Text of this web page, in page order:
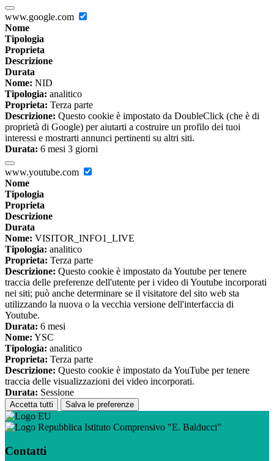
www.google.com
Nome
Tipologia
Proprieta
Descrizione
Durata
Nome: NID
Tipologia: analitico
Proprieta: Terza parte
Descrizione: Questo cookie è impostato da DoubleClick (che è di
proprietà di Google) per aiutarti a costruire un profilo dei tuoi
interessi e mostrarti annunci pertinenti su altri siti.
Durata: 6 mesi 3 giorni
www.youtube.com
Nome
Tipologia
Proprieta
Descrizione
Durata
Nome: VISITOR_INFO1_LIVE
Tipologia: analitico
Proprieta: Terza parte
Descrizione: Questo cookie è impostato da Youtube per tenere
traccia delle preferenze dell'utente per i video di Youtube incorporati
nei siti; può anche determinare se il visitatore del sito web sta
utilizzando la nuova o la vecchia versione dell'interfaccia di
Youtube.
Durata: 6 mesi
Nome: YSC
Tipologia: analitico
Proprieta: Terza parte
Descrizione: Questo cookie è impostato da YouTube per tenere
traccia delle visualizzazioni dei video incorporati.
Durata: Sessione
Accetta tutti Salva le preferenze
Istituto Comprensivo "E. Balducci"
Contatti